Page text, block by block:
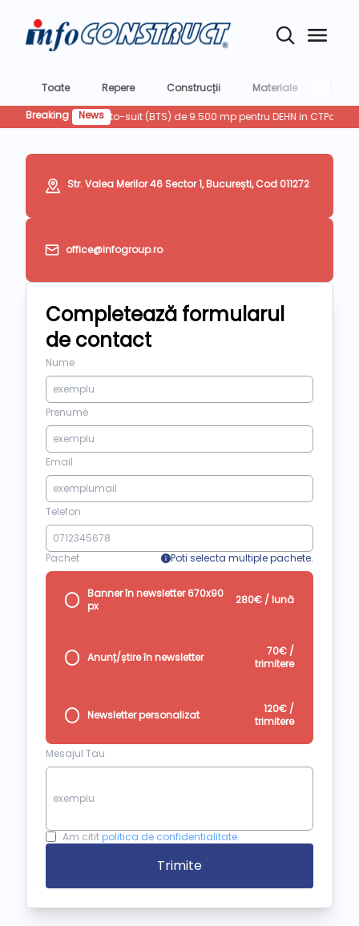
Toate Repere Construcții Materiale
Breaking
News
de productie built-to-suit (BTS) de 9.500 mp pentru DEHN in CTPark
Str. Valea Merilor 46 Sector 1, București, Cod 011272
office@infogroup.ro
Completează formularul
de contact
Nume
Prenume
Email
Telefon
Pachet Poti selecta multiple pachete.
Banner în newsletter 670x90
px
280€ / lună
Anunț/știre în newsletter
70€ /
trimitere
Newsletter personalizat
120€ /
trimitere
Mesajul Tau
Am citit politica de confidentialitate.
Trimite